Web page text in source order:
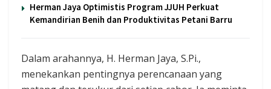
Herman Jaya Optimistis Program JJUH Perkuat
Kemandirian Benih dan Produktivitas Petani Barru
Dalam arahannya, H. Herman Jaya, S.Pi.,
menekankan pentingnya perencanaan yang